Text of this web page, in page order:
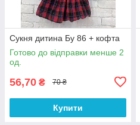
Сукня дитина Бу 86 + кофта
Готово до відправки менше 2
од.
56,70 ₴ 70 ₴
Купити